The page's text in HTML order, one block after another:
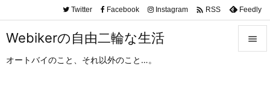
Webikerの自由二輪な生活
オートバイのこと、それ以外のこと…。

Twitter Facebook Instagram  RSS Feedly